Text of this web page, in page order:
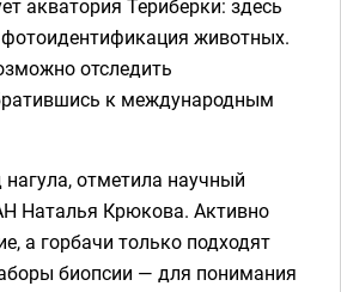
акватория Териберки: здесь
животных.
отследить
к международным
отметила научный
Наталья Крюкова. Активно
а горбачи только подходят
биопсии — для понимания